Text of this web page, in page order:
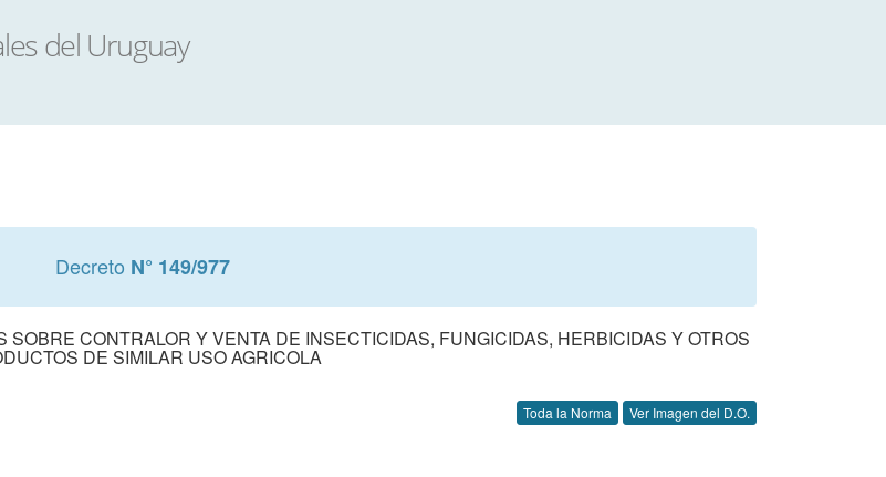
Decreto N° 149/977
CONTRALOR Y VENTA DE INSECTICIDAS, FUNGICIDAS, HERBICIDAS Y OTROS
DE SIMILAR USO AGRICOLA
Toda la Norma Ver Imagen del D.O.